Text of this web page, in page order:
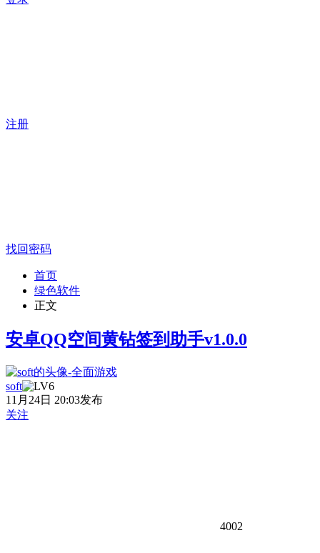
注册
找回密码
首页
绿色软件
正文
安卓QQ空间黄钻签到助手v1.0.0
soft
11月24日 20:03发布
关注
4002